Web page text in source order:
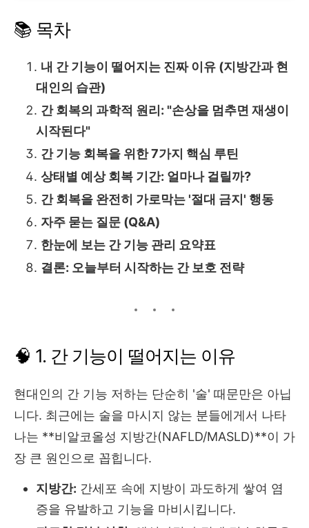
📚 목차
내 간 기능이 떨어지는 진짜 이유 (지방간과 현
대인의 습관)
간 회복의 과학적 원리: "손상을 멈추면 재생이
시작된다"
간 기능 회복을 위한 7가지 핵심 루틴
상태별 예상 회복 기간: 얼마나 걸릴까?
간 회복을 완전히 가로막는 '절대 금지' 행동
자주 묻는 질문 (Q&A)
한눈에 보는 간 기능 관리 요약표
결론: 오늘부터 시작하는 간 보호 전략
🧠 1. 간 기능이 떨어지는 이유
현대인의 간 기능 저하는 단순히 '술' 때문만은 아닙
니다. 최근에는 술을 마시지 않는 분들에게서 나타
나는 **비알코올성 지방간(NAFLD/MASLD)**이 가
장 큰 원인으로 꼽힙니다.
지방간: 간세포 속에 지방이 과도하게 쌓여 염
증을 유발하고 기능을 마비시킵니다.